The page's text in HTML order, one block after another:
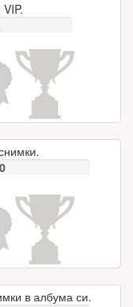
в албума си.